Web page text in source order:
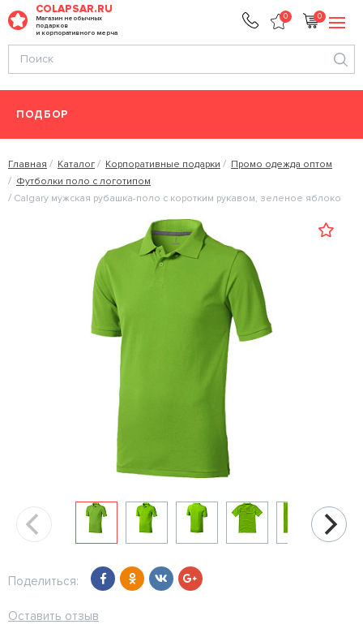
COLAPSAR.RU
Магазин необычных
подарков
и корпоративного мерча
0 0
ПОДБОР
Главная Каталог Корпоративные подарки
Промо одежда оптом
Футболки поло с логотипом
Calgary мужская рубашка-поло с коротким рукавом, зеленое яблоко
Поделиться:
Оставить отзыв